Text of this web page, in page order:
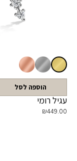
הוספה לסל
עגיל רומי
₪449.00